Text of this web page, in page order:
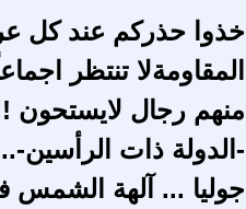
خذوا حذركم عند كل
المقاومةلا تنتظر
منهم رجال لايستحون
-الدولة ذات الرأسين-
جوليا ... آلهة